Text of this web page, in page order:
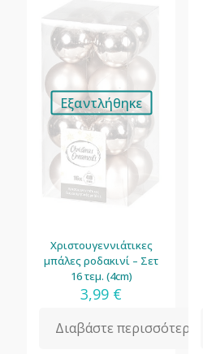
Εξαντλήθηκε
Χριστουγεννιάτικες
μπάλες ροδακινί – Σετ
16 τεμ. (4cm)
3,99 €
Διαβάστε περισσότερα